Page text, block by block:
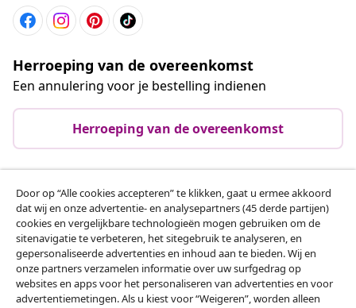
Herroeping van de overeenkomst
Een annulering voor je bestelling indienen
Herroeping van de overeenkomst
Klantenservice
Zakelijk
vidaXL
Door op “Alle cookies accepteren” te klikken, gaat u ermee akkoord
dat wij en onze advertentie- en analysepartners (45 derde partijen)
cookies en vergelijkbare technologieën mogen gebruiken om de
sitenavigatie te verbeteren, het sitegebruik te analyseren, en
gepersonaliseerde advertenties en inhoud aan te bieden. Wij en
onze partners verzamelen informatie over uw surfgedrag op
websites en apps voor het personaliseren van advertenties en voor
advertentiemetingen. Als u kiest voor “Weigeren”, worden alleen